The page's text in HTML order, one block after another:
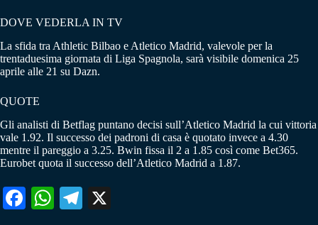
DOVE VEDERLA IN TV
La sfida tra Athletic Bilbao e Atletico Madrid, valevole per la
trentaduesima giornata di Liga Spagnola, sarà visibile domenica 25
aprile alle 21 su Dazn.
QUOTE
Gli analisti di Betflag puntano decisi sull’Atletico Madrid la cui vittoria
vale 1.92. Il successo dei padroni di casa è quotato invece a 4.30
mentre il pareggio a 3.25. Bwin fissa il 2 a 1.85 così come Bet365.
Eurobet quota il successo dell’Atletico Madrid a 1.87.
Fa W
Te